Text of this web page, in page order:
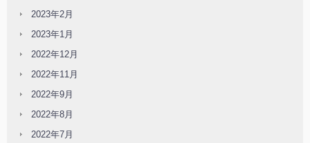
2023年2月
2023年1月
2022年12月
2022年11月
2022年9月
2022年8月
2022年7月